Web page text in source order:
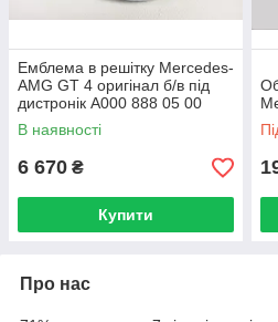
Емблема в решітку Mercedes-
AMG GT 4 оригінал б/в під
дистронік A000 888 05 00
В наявності
6 670 ₴
Купити
Про нас